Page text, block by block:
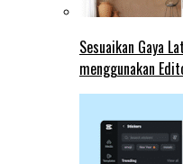
Sesuaikan Gaya
menggunakan